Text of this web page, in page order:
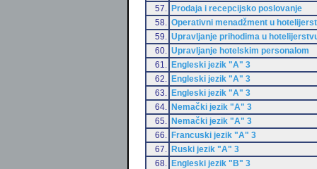
57.
Prodaja i recepcijsko poslovanje
58.
Operativni menadžment u
59.
Upravljanje prihodima u
60.
Upravljanje hotelskim personalom
61.
Engleski jezik "A" 3
62.
Engleski jezik "A" 3
63.
Engleski jezik "A" 3
64.
Nemački jezik "A" 3
65.
Nemački jezik "A" 3
66.
Francuski jezik "A" 3
67.
Ruski jezik "A" 3
68.
Engleski jezik "B" 3